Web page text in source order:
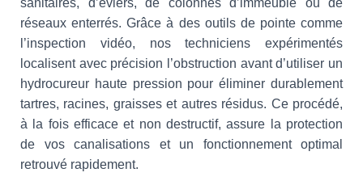
réseaux enterrés. Grâce à des outils de pointe comme
l’inspection vidéo, nos techniciens expérimentés
localisent avec précision l’obstruction avant d’utiliser un
hydrocureur haute pression pour éliminer durablement
tartres, racines, graisses et autres résidus. Ce procédé,
à la fois efficace et non destructif, assure la protection
de vos canalisations et un fonctionnement optimal
retrouvé rapidement.